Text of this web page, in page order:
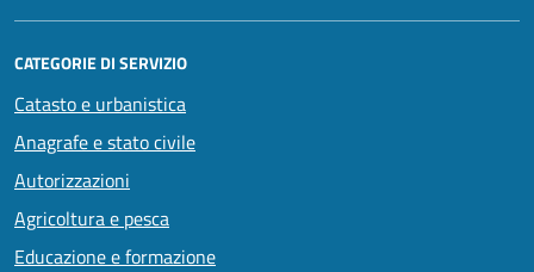
CATEGORIE DI SERVIZIO
Catasto e urbanistica
Anagrafe e stato civile
Autorizzazioni
Agricoltura e pesca
Educazione e formazione